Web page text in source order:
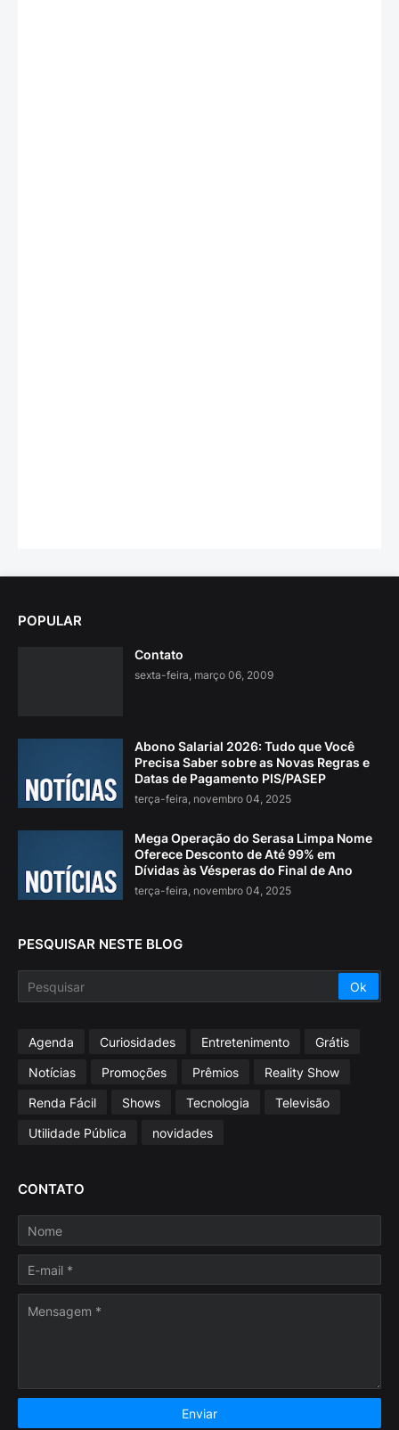
POPULAR
Contato
sexta-feira, março 06, 2009
Abono Salarial 2026: Tudo que Você
Precisa Saber sobre as Novas Regras e
Datas de Pagamento PIS/PASEP
terça-feira, novembro 04, 2025
Mega Operação do Serasa Limpa Nome
Oferece Desconto de Até 99% em
Dívidas às Vésperas do Final de Ano
terça-feira, novembro 04, 2025
PESQUISAR NESTE BLOG
Agenda Curiosidades Entretenimento
Grátis
Notícias
Promoções Prêmios
Reality Show
Renda Fácil
Shows Tecnologia
Televisão
Utilidade Pública
novidades
CONTATO